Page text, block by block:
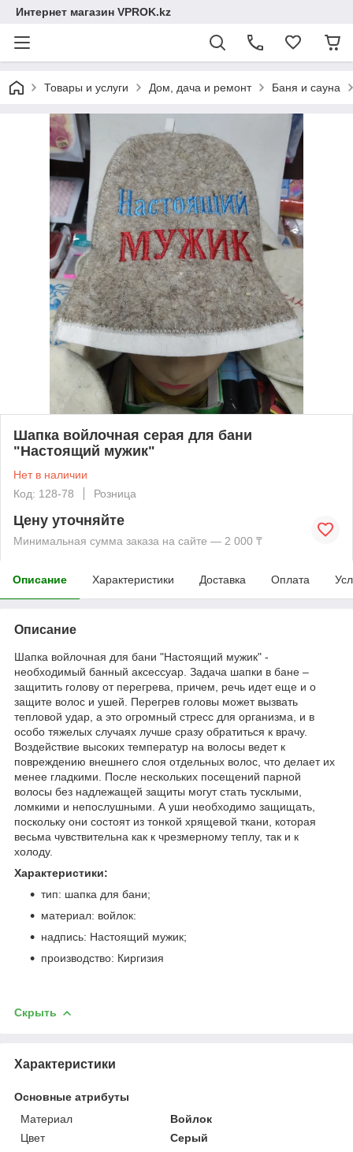
Интернет магазин VPROK.kz
Товары и услуги Дом, дача и ремонт Баня и сауна
Шапка войлочная серая для бани
"Настоящий мужик"
Нет в наличии
Код: 128-78
Розница
Цену уточняйте
Минимальная сумма заказа на сайте — 2 000 ₸
Описание Характеристики Доставка Оплата
Описание
Шапка войлочная для бани "Настоящий мужик" -
необходимый банный аксессуар. Задача шапки в бане –
защитить голову от перегрева, причем, речь идет еще и о
защите волос и ушей. Перегрев головы может вызвать
тепловой удар, а это огромный стресс для организма, и в
особо тяжелых случаях лучше сразу обратиться к врачу.
Воздействие высоких температур на волосы ведет к
повреждению внешнего слоя отдельных волос, что делает их
менее гладкими. После нескольких посещений парной
волосы без надлежащей защиты могут стать тусклыми,
ломкими и непослушными. А уши необходимо защищать,
поскольку они состоят из тонкой хрящевой ткани, которая
весьма чувствительна как к чрезмерному теплу, так и к
холоду.
Характеристики:
тип: шапка для бани;
материал: войлок:
надпись: Настоящий мужик;
производство: Киргизия
Скрыть
Характеристики
Основные атрибуты
Материал
Войлок
Цвет
Серый